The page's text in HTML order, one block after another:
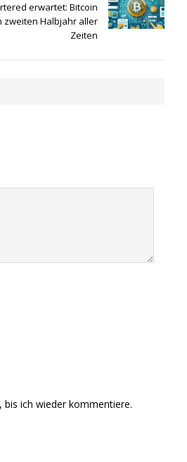
erwartet: Bitcoin
zweiten Halbjahr aller
Zeiten
bis ich wieder kommentiere.